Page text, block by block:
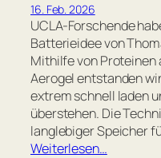
16. Feb. 2026
UCLA-Forschende
Batterieidee von
Mithilfe von Proteinen
Aerogel entstanden
extrem schnell laden
überstehen. Die
langlebiger Speicher
Weiterlesen…